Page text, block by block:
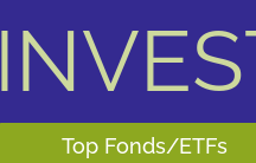
Top Fonds/ETFs